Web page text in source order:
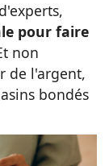
pour faire
non
de l'argent,
bondés